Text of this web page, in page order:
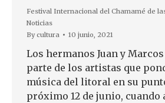
Festival Internacional del Chamamé de
Noticias
Bycultura 10 junio, 2021
Los hermanos Juan y
parte de los artistas que
música del litoral en su
próximo 12 de junio, cuando